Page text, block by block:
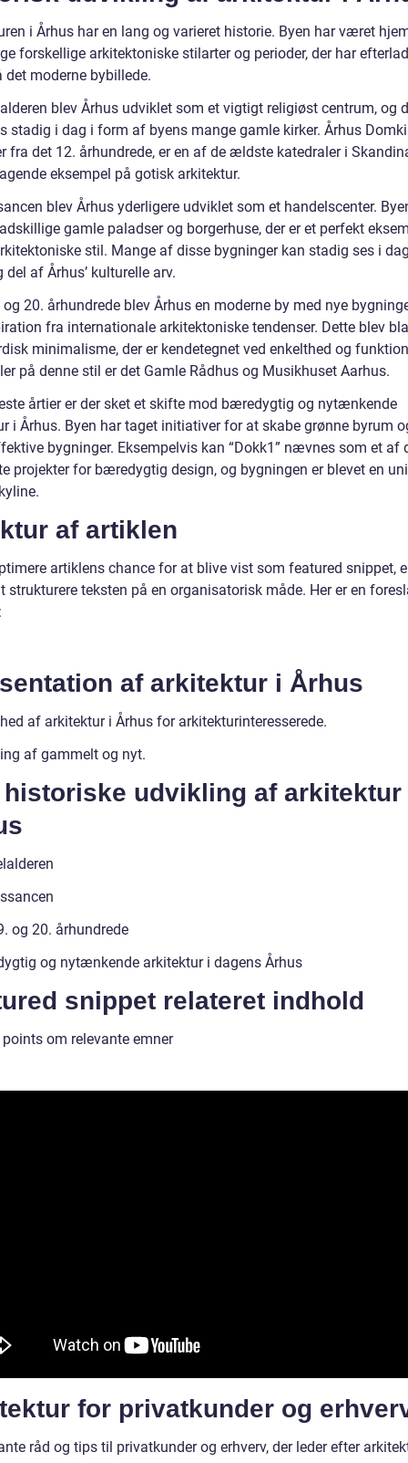
i Århus har en lang og varieret historie. Byen har været
forskellige arkitektoniske stilarter og perioder, der har
moderne bybillede.
blev Århus udviklet som et vigtigt religiøst centrum, og
stadig i dag i form af byens mange gamle kirker. Århus
fra det 12. århundrede, er en af de ældste katedraler i
eksempel på gotisk arkitektur.
blev Århus yderligere udviklet som et handelscenter.
gamle paladser og borgerhuse, der er et perfekt
stil. Mange af disse bygninger kan stadig ses i
del af Århus’ kulturelle arv.
og 20. århundrede blev Århus en moderne by med nye
fra internationale arkitektoniske tendenser. Dette blev
minimalisme, der er kendetegnet ved enkelthed og
på denne stil er det Gamle Rådhus og Musikhuset Aarhus.
årtier er der sket et skifte mod bæredygtig og nytænkende
i Århus. Byen har taget initiativer for at skabe grønne byrum
bygninger. Eksempelvis kan “Dokk1” nævnes som et af
projekter for bæredygtig design, og bygningen er blevet en
af artiklen
artiklens chance for at blive vist som featured snippet,
strukturere teksten på en organisatorisk måde. Her er en
af arkitektur i Århus
af arkitektur i Århus for arkitekturinteresserede.
af gammelt og nyt.
historiske udvikling af arkitektur
og 20. århundrede
og nytænkende arkitektur i dagens Århus
snippet relateret indhold
om relevante emner
for privatkunder og
råd og tips til privatkunder og erhverv, der leder efter